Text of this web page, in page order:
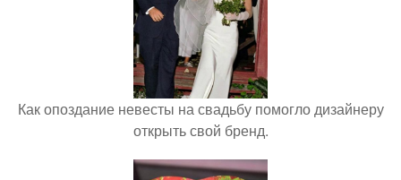
Как опоздание невесты на свадьбу помогло дизайнеру
открыть свой бренд.